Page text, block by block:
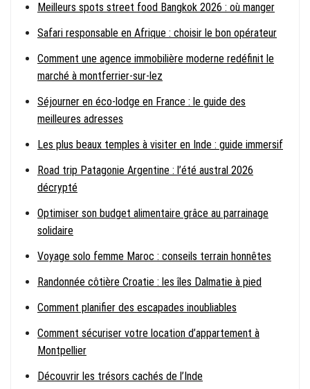
Meilleurs spots street food Bangkok 2026 : où manger
Safari responsable en Afrique : choisir le bon opérateur
Comment une agence immobilière moderne redéfinit le
marché à montferrier-sur-lez
Séjourner en éco-lodge en France : le guide des
meilleures adresses
Les plus beaux temples à visiter en Inde : guide immersif
Road trip Patagonie Argentine : l’été austral 2026
décrypté
Optimiser son budget alimentaire grâce au parrainage
solidaire
Voyage solo femme Maroc : conseils terrain honnêtes
Randonnée côtière Croatie : les îles Dalmatie à pied
Comment planifier des escapades inoubliables
Comment sécuriser votre location d’appartement à
Montpellier
Découvrir les trésors cachés de l’Inde